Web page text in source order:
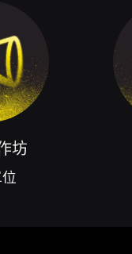
市表演藝術中心、藝術
製作人暨編導孫翔、副
導演助理暨音效執行
員洪天祈、聲音演員許
、音樂設計蕭鎧霆、平
督李品萱、音響工程蕭
坊